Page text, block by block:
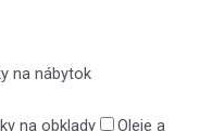
na nábytok
na obklady
Oleje a